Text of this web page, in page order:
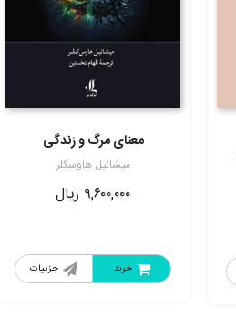
معنای مرگ و زندگی
میشائیل هاوسکلر
۹,۶۰۰,۰۰۰ ریال
جزییات خرید